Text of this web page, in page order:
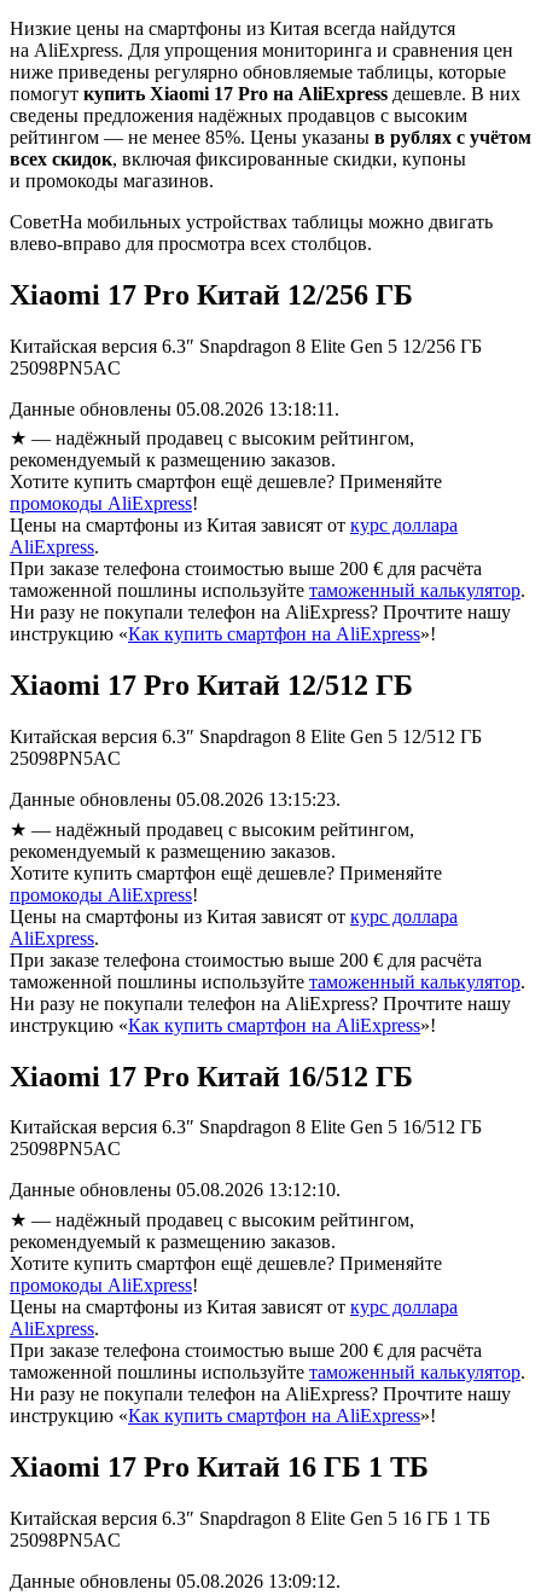
Низкие цены на смартфоны из Китая всегда найдутся
на AliExpress. Для упрощения мониторинга и сравнения цен
ниже приведены регулярно обновляемые таблицы, которые
помогут купить Xiaomi 17 Pro на AliExpress дешевле. В них
сведены предложения надёжных продавцов с высоким
рейтингом — не менее 85%. Цены указаны в рублях с учётом
всех скидок, включая фиксированные скидки, купоны
и промокоды магазинов.
СоветНа мобильных устройствах таблицы можно двигать
влево-вправо для просмотра всех столбцов.
Xiaomi 17 Pro Китай 12/256 ГБ
Китайская версия 6.3″ Snapdragon 8 Elite Gen 5 12/256 ГБ
25098PN5AC
Данные обновлены 05.08.2026 13:18:11.
★ — надёжный продавец с высоким рейтингом,
рекомендуемый к размещению заказов.
Хотите купить смартфон ещё дешевле? Применяйте
промокоды AliExpress!
Цены на смартфоны из Китая зависят от курс доллара
AliExpress.
При заказе телефона стоимостью выше 200 € для расчёта
таможенной пошлины используйте таможенный калькулятор.
Ни разу не покупали телефон на AliExpress? Прочтите нашу
инструкцию «Как купить смартфон на AliExpress»!
Xiaomi 17 Pro Китай 12/512 ГБ
Китайская версия 6.3″ Snapdragon 8 Elite Gen 5 12/512 ГБ
25098PN5AC
Данные обновлены 05.08.2026 13:15:23.
★ — надёжный продавец с высоким рейтингом,
рекомендуемый к размещению заказов.
Хотите купить смартфон ещё дешевле? Применяйте
промокоды AliExpress!
Цены на смартфоны из Китая зависят от курс доллара
AliExpress.
При заказе телефона стоимостью выше 200 € для расчёта
таможенной пошлины используйте таможенный калькулятор.
Ни разу не покупали телефон на AliExpress? Прочтите нашу
инструкцию «Как купить смартфон на AliExpress»!
Xiaomi 17 Pro Китай 16/512 ГБ
Китайская версия 6.3″ Snapdragon 8 Elite Gen 5 16/512 ГБ
25098PN5AC
Данные обновлены 05.08.2026 13:12:10.
★ — надёжный продавец с высоким рейтингом,
рекомендуемый к размещению заказов.
Хотите купить смартфон ещё дешевле? Применяйте
промокоды AliExpress!
Цены на смартфоны из Китая зависят от курс доллара
AliExpress.
При заказе телефона стоимостью выше 200 € для расчёта
таможенной пошлины используйте таможенный калькулятор.
Ни разу не покупали телефон на AliExpress? Прочтите нашу
инструкцию «Как купить смартфон на AliExpress»!
Xiaomi 17 Pro Китай 16 ГБ 1 ТБ
Китайская версия 6.3″ Snapdragon 8 Elite Gen 5 16 ГБ 1 ТБ
25098PN5AC
Данные обновлены 05.08.2026 13:09:12.